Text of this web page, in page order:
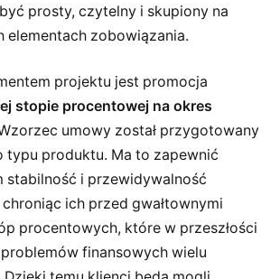
prosty, czytelny i skupiony na
elementach zobowiązania.
projektu jest promocja
stopie procentowej na okres
umowy został przygotowany
typu produktu. Ma to zapewnić
stabilność i przewidywalność
ich przed gwałtownymi
procentowych, które w przeszłości
finansowych wielu